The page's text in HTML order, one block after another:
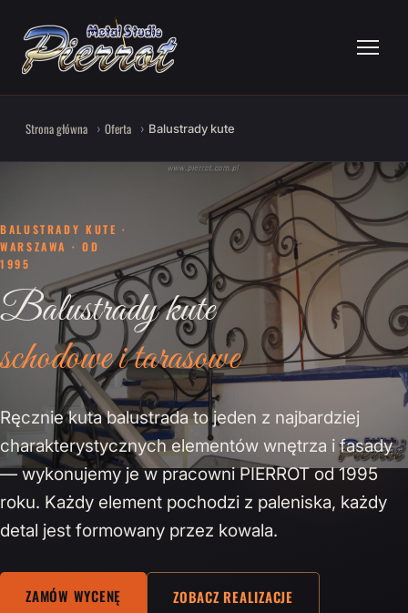
Strona główna Oferta Balustrady kute
BALUSTRADY KUTE ·
WARSZAWA · OD
1995
Balustrady kute
schodowe i tarasowe
Ręcznie kuta balustrada to jeden z najbardziej
charakterystycznych elementów wnętrza i fasady
— wykonujemy je w pracowni PIERROT od 1995
roku. Każdy element pochodzi z paleniska, każdy
detal jest formowany przez kowala.
ZAMÓW WYCENĘ ZOBACZ REALIZACJE